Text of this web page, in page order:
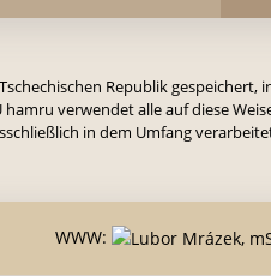
Republik gespeichert,
verwendet alle auf diese
in dem Umfang
WWW: